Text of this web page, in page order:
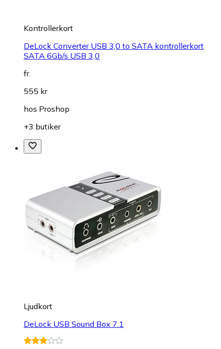
Kontrollerkort
DeLock Converter USB 3,0 to SATA kontrollerkort
SATA 6Gb/s USB 3,0
fr.
555 kr
hos Proshop
+3 butiker
Ljudkort
DeLock USB Sound Box 7.1